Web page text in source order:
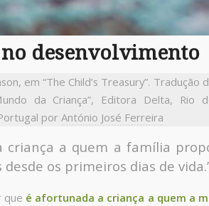
desenvolvimento
em “The Child’s Treasury”.
da Criança”, Editora Delta, Rio
porAntónio José Ferreira
criança a quem a família
desde os primeiros dias de
que é afortunada a criança a quem a